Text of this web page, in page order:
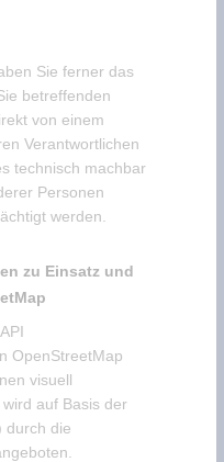
Sie ferner das
betreffenden
von einem
Verantwortlichen
technisch machbar
Personen
werden.
zu Einsatz und
OpenStreetMap
visuell
auf Basis der
durch die